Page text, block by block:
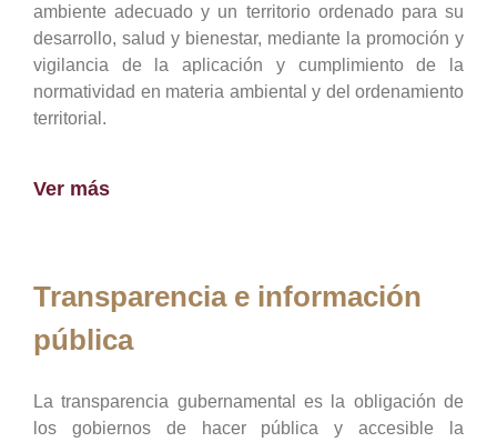
ambiente adecuado y un territorio ordenado para su
desarrollo, salud y bienestar, mediante la promoción y
vigilancia de la aplicación y cumplimiento de la
normatividad en materia ambiental y del ordenamiento
territorial.
Ver más
Transparencia e información
pública
La transparencia gubernamental es la obligación de
los gobiernos de hacer pública y accesible la